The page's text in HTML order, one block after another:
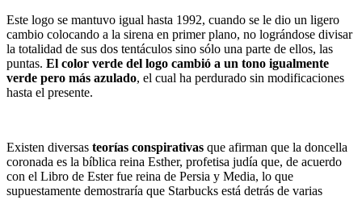
Este logo se mantuvo igual hasta 1992, cuando se le dio un ligero
cambio colocando a la sirena en primer plano, no lográndose divisar
la totalidad de sus dos tentáculos sino sólo una parte de ellos, las
puntas. El color verde del logo cambió a un tono igualmente
verde pero más azulado, el cual ha perdurado sin modificaciones
hasta el presente.
Existen diversas teorías conspirativas que afirman que la doncella
coronada es la bíblica reina Esther, profetisa judía que, de acuerdo
con el Libro de Ester fue reina de Persia y Media, lo que
supuestamente demostraría que Starbucks está detrás de varias